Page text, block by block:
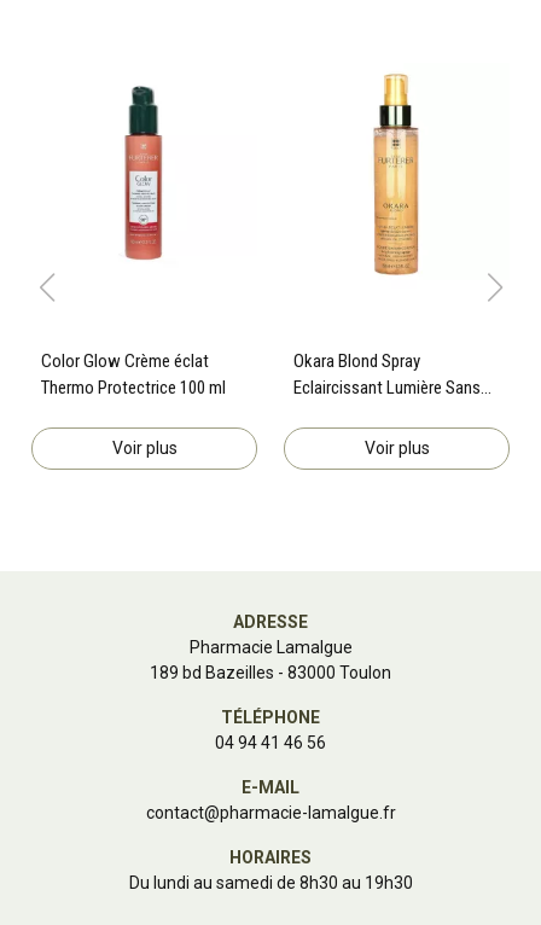
Color Glow Crème éclat
Thermo Protectrice 100 ml
Voir plus
Okara Blond Spray
Eclaircissant Lumière Sans
Voir plus
ADRESSE
Pharmacie Lamalgue
189 bd Bazeilles - 83000 Toulon
TÉLÉPHONE
04 94 41 46 56
E-MAIL
contact@pharmacie-lamalgue.fr
HORAIRES
Du lundi au samedi de 8h30 au 19h30